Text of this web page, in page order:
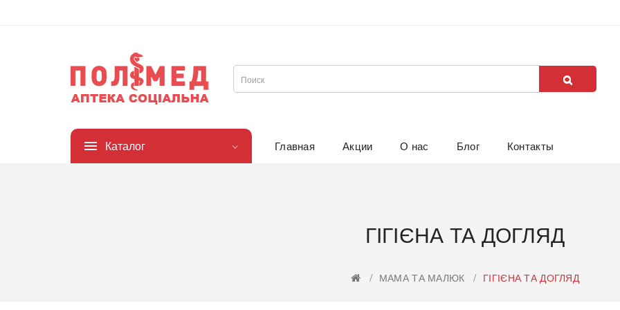
Каталог Главная Акции О нас Блог Контакты
ГІГІЄНА ТА ДОГЛЯД
МАМА ТА МАЛЮК ГІГІЄНА ТА ДОГЛЯД